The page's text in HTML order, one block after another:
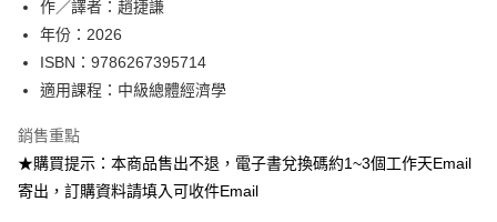
數位發送
免運費
作／譯者：趙捷謙
年份：2026
ISBN：9786267395714
適用課程：中級總體經濟學
銷售重點
★購買提示：本商品售出不退，電子書兌換碼約1~3個工作天Email
寄出，訂購資料請填入可收件Email